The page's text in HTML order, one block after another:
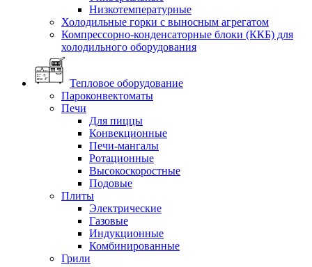
Низкотемпературные
Холодильные горки с выносным агрегатом
Компрессорно-конденсаторные блоки (ККБ) для
холодильного оборудования
Тепловое оборудование
Пароконвектоматы
Печи
Для пиццы
Конвекционные
Печи-мангалы
Ротационные
Высокоскоростные
Подовые
Плиты
Электрические
Газовые
Индукционные
Комбинированные
Грили